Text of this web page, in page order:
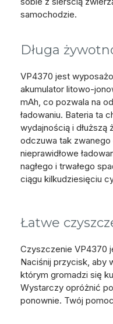
samochodzie.
Długa
VP4370 jest
akumulator litowo-
mAh, co pozwala na
ładowaniu. Bateria ta
wydajnością i
odczuwa tak
nieprawidłowe
nagłego i trwałego
ciągu kilkudziesięciu
Łatwe
Czyszczenie VP4370
Naciśnij przycisk, aby
którym gromadzi się
Wystarczy opróżnić
ponownie. Twój